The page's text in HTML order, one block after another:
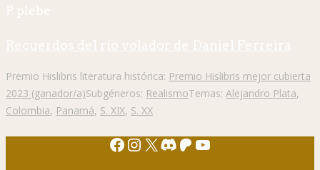
P. plebe
Recuerdos del río volador de Daniel Ferreira
Premio Hislibris literatura histórica: Premio Hislibris mejor cubierta
2023 (ganador/a)Subgéneros: RealismoTemas: Alejandro Plata,
Colombia, Panamá, S. XIX, S. XX
Facebook
Instagram
X Discord
Patreon
YouTube